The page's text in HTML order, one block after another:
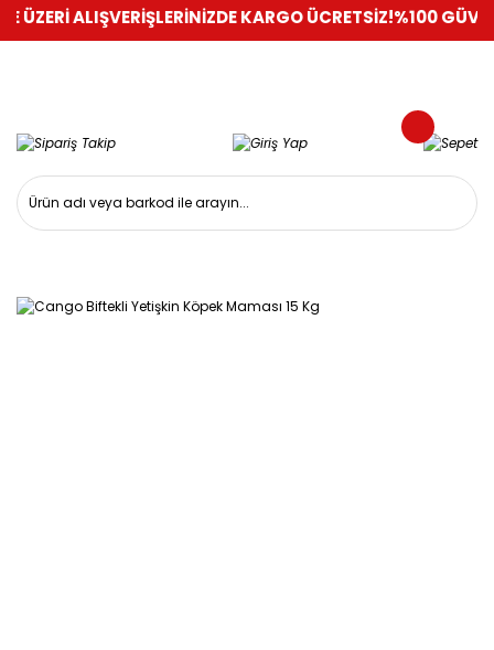
ALIŞVERİŞLERİNİZDE KARGO ÜCRETSİZ!%100 GÜVENLİ